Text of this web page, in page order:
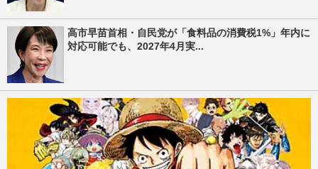
高市早苗首相・自民党が「食料品の消費税1%」年内に
対応可能でも、2027年4月実...